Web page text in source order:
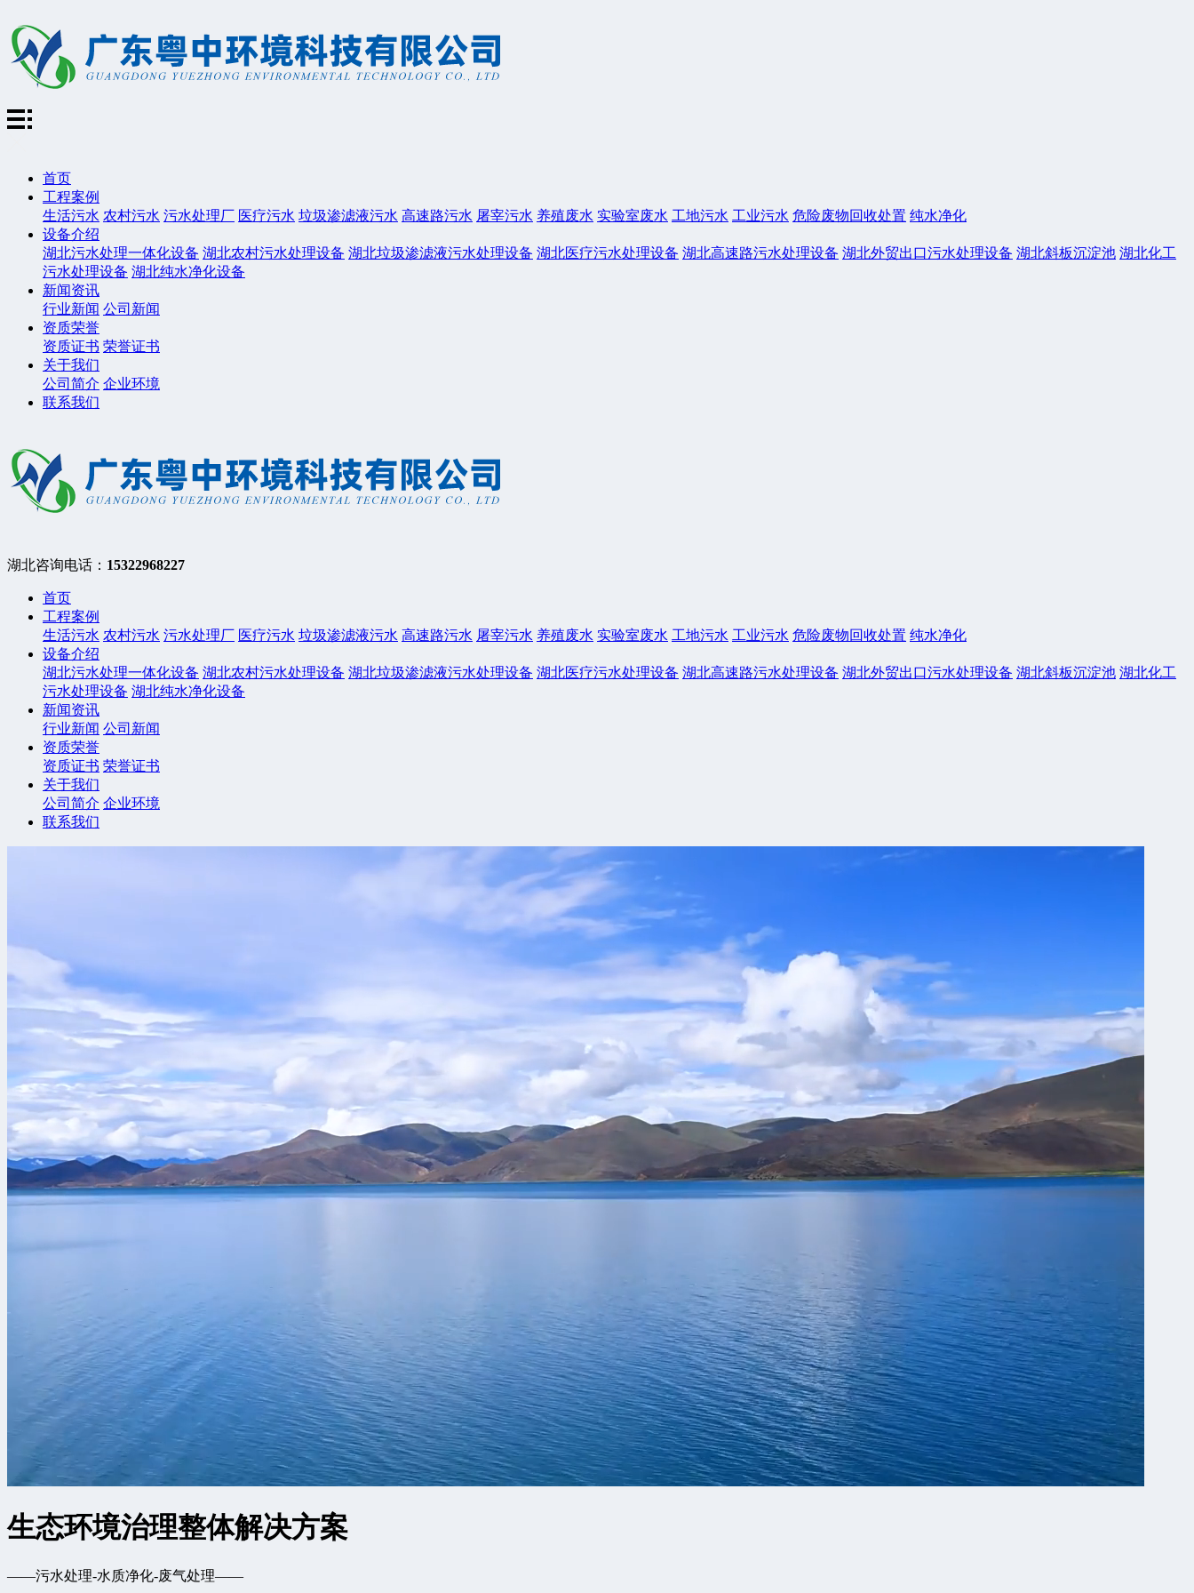
首页
工程案例
生活污水 农村污水 污水处理厂 医疗污水 垃圾渗滤液污水 高速路污水 屠宰污水 养殖废水 实验室废水 工地污水 工业污水 危险废物回收处置 纯水净化
设备介绍
湖北污水处理一体化设备 湖北农村污水处理设备 湖北垃圾渗滤液污水处理设备 湖北医疗污水处理设备 湖北高速路污水处理设备 湖北外贸出口污水处理设备 湖北斜板沉淀池 湖北化工
污水处理设备 湖北纯水净化设备
新闻资讯
行业新闻 公司新闻
资质荣誉
资质证书 荣誉证书
关于我们
公司简介 企业环境
联系我们
湖北咨询电话： 15322968227
首页
工程案例
生活污水 农村污水 污水处理厂 医疗污水 垃圾渗滤液污水 高速路污水 屠宰污水 养殖废水 实验室废水 工地污水 工业污水 危险废物回收处置 纯水净化
设备介绍
湖北污水处理一体化设备 湖北农村污水处理设备 湖北垃圾渗滤液污水处理设备 湖北医疗污水处理设备 湖北高速路污水处理设备 湖北外贸出口污水处理设备 湖北斜板沉淀池 湖北化工
污水处理设备 湖北纯水净化设备
新闻资讯
行业新闻 公司新闻
资质荣誉
资质证书 荣誉证书
关于我们
公司简介 企业环境
联系我们
生态环境治理整体解决方案
——污水处理-水质净化-废气处理——